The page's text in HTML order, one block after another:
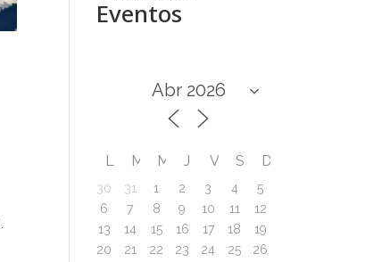
Eventos
L M M J V S D
30 31 1 2 3 4
5
6
7 8 9 10 11
12
13
14 15 16 17 18
19
20
21 22 23 24 25
26